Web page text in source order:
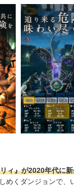
ィ』が2020年代に
めくダンジョンで